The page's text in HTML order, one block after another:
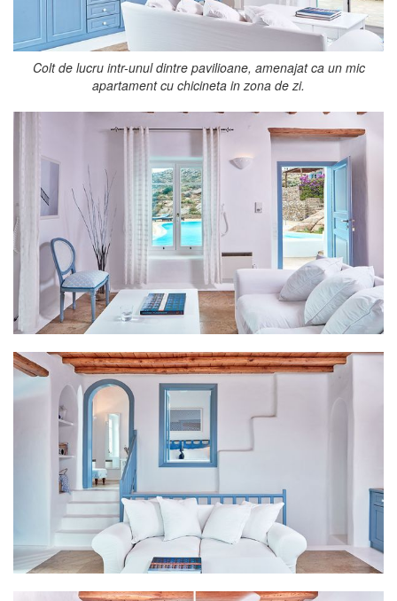
Colt de lucru intr-unul dintre pavilioane, amenajat ca un mic
apartament cu chicineta in zona de zi.